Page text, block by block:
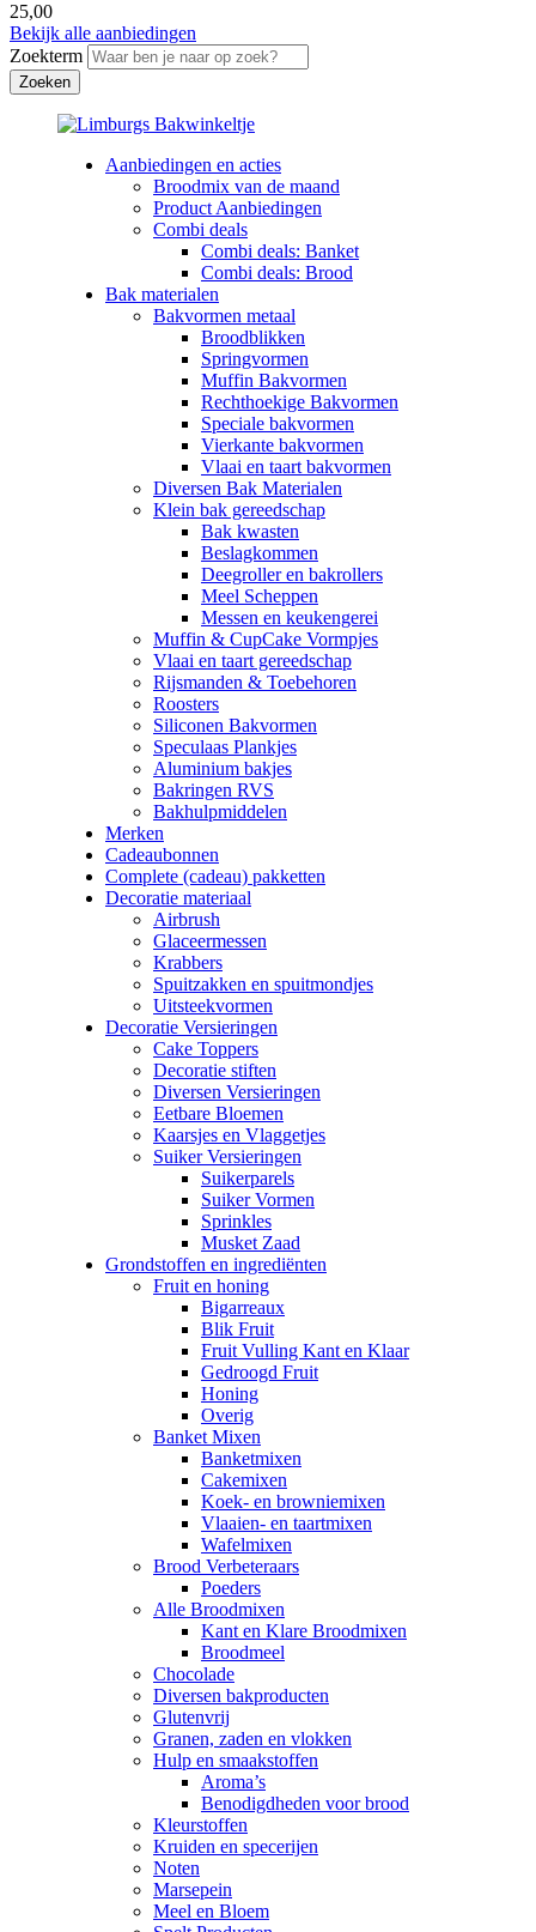
25,00
Bekijk alle aanbiedingen
Zoekterm
Aanbiedingen en acties
Broodmix van de maand
Product Aanbiedingen
Combi deals
Combi deals: Banket
Combi deals: Brood
Bak materialen
Bakvormen metaal
Broodblikken
Springvormen
Muffin Bakvormen
Rechthoekige Bakvormen
Speciale bakvormen
Vierkante bakvormen
Vlaai en taart bakvormen
Diversen Bak Materialen
Klein bak gereedschap
Bak kwasten
Beslagkommen
Deegroller en bakrollers
Meel Scheppen
Messen en keukengerei
Muffin & CupCake Vormpjes
Vlaai en taart gereedschap
Rijsmanden & Toebehoren
Roosters
Siliconen Bakvormen
Speculaas Plankjes
Aluminium bakjes
Bakringen RVS
Bakhulpmiddelen
Merken
Cadeaubonnen
Complete (cadeau) pakketten
Decoratie materiaal
Airbrush
Glaceermessen
Krabbers
Spuitzakken en spuitmondjes
Uitsteekvormen
Decoratie Versieringen
Cake Toppers
Decoratie stiften
Diversen Versieringen
Eetbare Bloemen
Kaarsjes en Vlaggetjes
Suiker Versieringen
Suikerparels
Suiker Vormen
Sprinkles
Musket Zaad
Grondstoffen en ingrediënten
Fruit en honing
Bigarreaux
Blik Fruit
Fruit Vulling Kant en Klaar
Gedroogd Fruit
Honing
Overig
Banket Mixen
Banketmixen
Cakemixen
Koek- en browniemixen
Vlaaien- en taartmixen
Wafelmixen
Brood Verbeteraars
Poeders
Alle Broodmixen
Kant en Klare Broodmixen
Broodmeel
Chocolade
Diversen bakproducten
Glutenvrij
Granen, zaden en vlokken
Hulp en smaakstoffen
Aroma’s
Benodigdheden voor brood
Kleurstoffen
Kruiden en specerijen
Noten
Marsepein
Meel en Bloem